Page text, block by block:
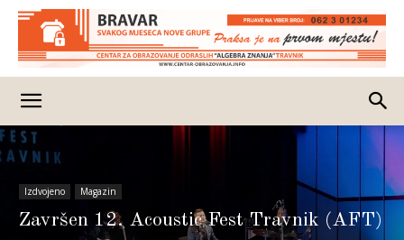
Izdvojeno Magazin
Završen 12. Acoustic Fest Travnik (AFT)